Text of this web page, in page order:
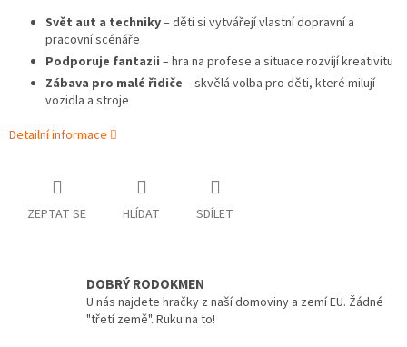
Svět aut a techniky– děti si vytvářejí vlastní dopravní a
pracovní scénáře
Podporuje fantazii – hra na profese a situace rozvíjí kreativitu
Zábava pro malé řidiče – skvělá volba pro děti, které milují
vozidla a stroje
Detailní informace
ZEPTAT SE HLÍDAT SDÍLET
DOBRÝ RODOKMEN
U nás najdete hračky z naší domoviny a zemí EU. Žádné
"třetí země". Ruku na to!